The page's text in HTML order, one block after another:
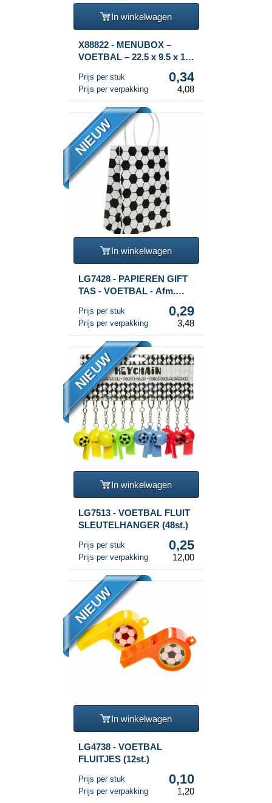
In winkelwagen
X88822 - MENUBOX –
VOETBAL – 22.5 x 9.5 x 18
Prijs per stuk 0,34
Prijs per verpakking 4,08
NIEUW
In winkelwagen
LG7428 - PAPIEREN GIFT
TAS - VOETBAL - Afm.
Prijs per stuk 0,29
Prijs per verpakking 3,48
NIEUW
In winkelwagen
LG7513 - VOETBAL FLUIT
SLEUTELHANGER (48st.)
Prijs per stuk 0,25
Prijs per verpakking 12,00
NIEUW
In winkelwagen
LG4738 - VOETBAL
FLUITJES (12st.)
Prijs per stuk 0,10
Prijs per verpakking 1,20